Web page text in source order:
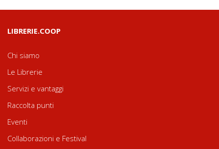
LIBRERIE.COOP
Chi siamo
Le Librerie
Servizi e vantaggi
Raccolta punti
Eventi
Collaborazioni e Festival